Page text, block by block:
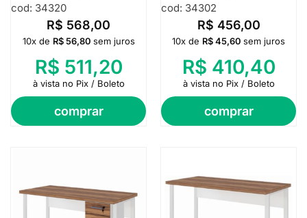
cod: 34320
R$ 568,00
comprar
10x de R$56,80 sem juros
R$ 511,20
à vista no Pix / Boleto
cod: 34302
R$ 456,00
comprar
10x de R$45,60 sem juros
R$ 410,40
à vista no Pix / Boleto